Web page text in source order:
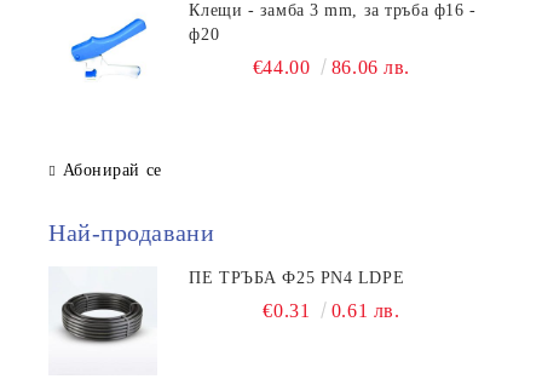
Клещи - замба 3 mm, за тръба ф16 -
ф20
€44.00 86.06 лв.
Абонирай се
Най-продавани
ПЕ ТРЪБА Ф25 PN4 LDPE
€0.31 0.61 лв.